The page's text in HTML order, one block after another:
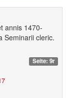
annis 1470-
Seminarii cleric.
Seite: 9r